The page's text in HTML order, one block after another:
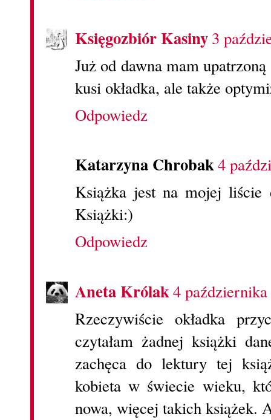
Księgozbiór Kasiny3
Już od dawna mam
kusi okładka, ale także
Odpowiedz
Katarzyna Chrobak4
Książka jest na mojej liście
Książki:)
Odpowiedz
Aneta Królak4
Rzeczywiście okładka
czytałam żadnej książki
zachęca do lektury tej
kobieta w świecie wieku,
nowa, więcej takich książek.